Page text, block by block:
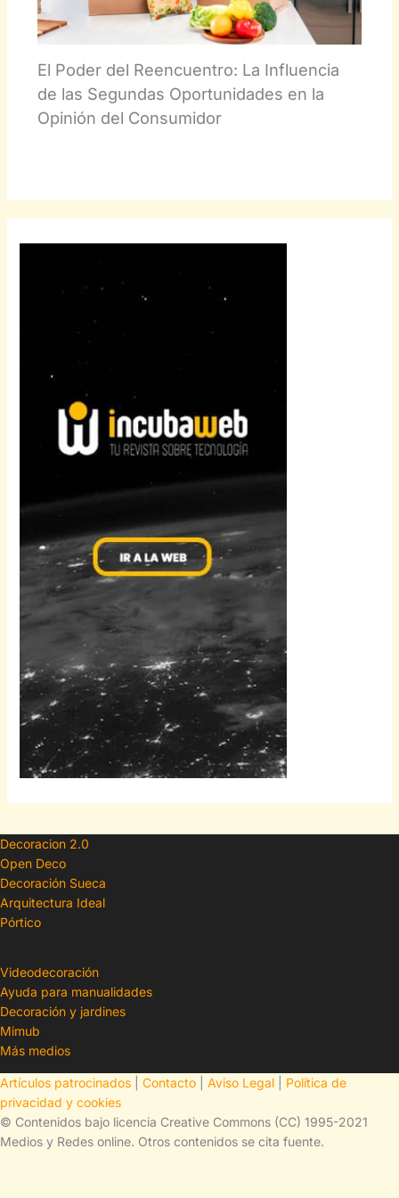
El Poder del Reencuentro: La Influencia
de las Segundas Oportunidades en la
Opinión del Consumidor
Decoracion 2.0
Open Deco
Decoración Sueca
Arquitectura Ideal
Pórtico
Videodecoración
Ayuda para manualidades
Decoración y jardines
Mimub
Más medios
Artículos patrocinados Contacto Aviso Legal
Política de
privacidad y cookies
© Contenidos bajo licencia Creative Commons (CC) 1995-2021
Medios y Redes online. Otros contenidos se cita fuente.